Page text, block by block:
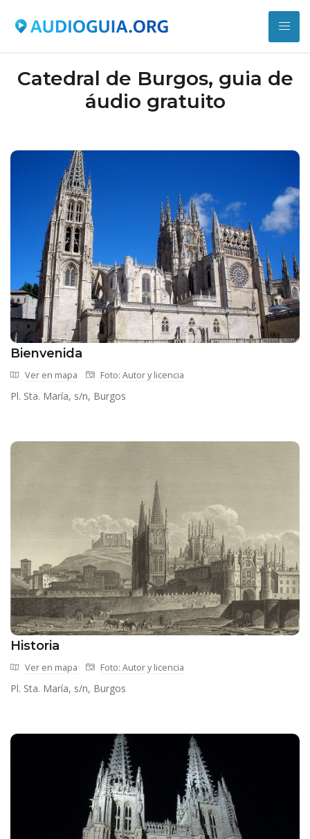
Catedral de Burgos, guia de
áudio gratuito
Bienvenida
Ver en mapa Foto: Autor y licencia
Pl. Sta. María, s/n, Burgos
Historia
Ver en mapa Foto: Autor y licencia
Pl. Sta. María, s/n, Burgos